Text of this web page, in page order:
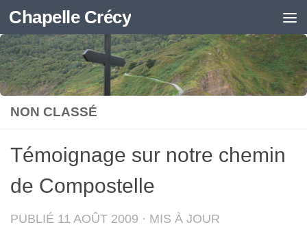
Skip to content
Chapelle Crécy
NON CLASSÉ
Témoignage sur notre chemin
de Compostelle
PUBLIÉ 11 AOÛT 2009 · MIS À JOUR